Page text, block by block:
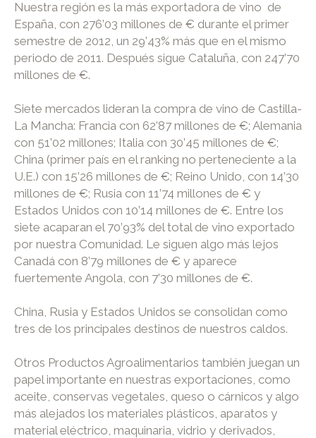
Nuestra región es la más exportadora de vino de
España, con 276’03 millones de € durante el primer
semestre de 2012, un 29’43% más que en el mismo
periodo de 2011. Después sigue Cataluña, con 247’70
millones de €.
Siete mercados lideran la compra de vino de Castilla-
La Mancha: Francia con 62’87 millones de €; Alemania
con 51’02 millones; Italia con 30’45 millones de €;
China (primer país en el ranking no perteneciente a la
U.E.) con 15’26 millones de €; Reino Unido, con 14’30
millones de €; Rusia con 11’74 millones de € y
Estados Unidos con 10’14 millones de €. Entre los
siete acaparan el 70’93% del total de vino exportado
por nuestra Comunidad. Le siguen algo más lejos
Canadá con 8’79 millones de € y aparece
fuertemente Angola, con 7’30 millones de €.
China, Rusia y Estados Unidos se consolidan como
tres de los principales destinos de nuestros caldos.
Otros Productos Agroalimentarios también juegan un
papel importante en nuestras exportaciones, como
aceite, conservas vegetales, queso o cárnicos y algo
más alejados los materiales plásticos, aparatos y
material eléctrico, maquinaria, vidrio y derivados,